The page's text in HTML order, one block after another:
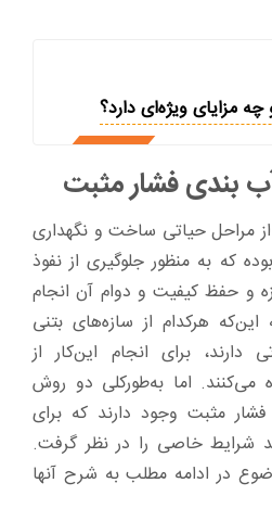
مزایای ویژه‌ای دارد؟
بندی فشار مثبت
مراحل حیاتی ساخت و نگهداری
که به منظور جلوگیری از نفوذ
و حفظ کیفیت و دوام آن انجام
هرکدام از سازه‌های بتنی
دارند، برای انجام این‌کار از
می‌کنند. اما به‌طورکلی دو روش
فشار مثبت وجود دارند که برای
شرایط خاصی را در نظر گرفت.
در ادامه مطلب به شرح آنها